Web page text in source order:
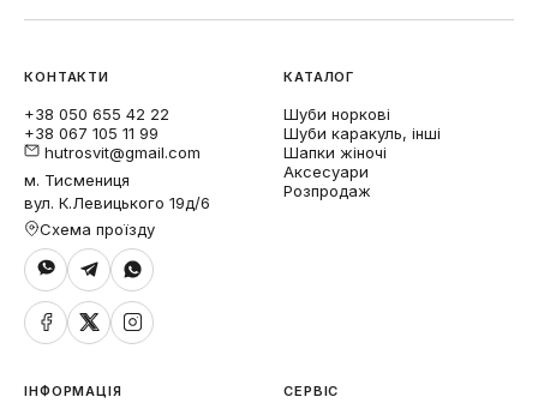
КОНТАКТИ
+38 050 655 42 22
+38 067 105 11 99
hutrosvit@gmail.com
м. Тисмениця
вул. К.Левицького 19д/6
Схема проїзду
КАТАЛОГ
Шуби норкові
Шуби каракуль, інші
Шапки жіночі
Аксесуари
Розпродаж
ІНФОРМАЦІЯ СЕРВІС